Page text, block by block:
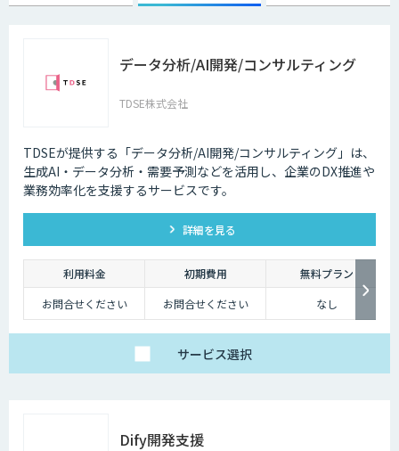
データ分析/AI開発/コンサルティング
TDSE株式会社
TDSEが提供する「データ分析/AI開発/コンサルティング」は、
生成AI・データ分析・需要予測などを活用し、企業のDX推進や
業務効率化を支援するサービスです。
詳細を見る
利用料金 初期費用
無料プラン
お問合せください
お問合せください なし
サービス選択
Dify開発支援